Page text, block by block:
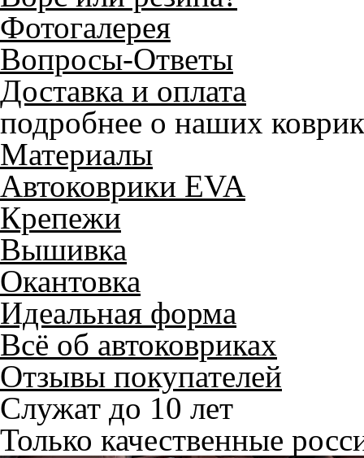
Фотогалерея
Вопросы-Ответы
Доставка и оплата
подробнее о наших
Материалы
Автоковрики EVA
Крепежи
Вышивка
Окантовка
Идеальная форма
Всё об автоковриках
Отзывы покупателей
Служат до 10 лет
Только качественные